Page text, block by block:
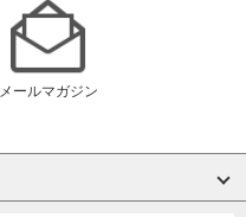
メールマガジン